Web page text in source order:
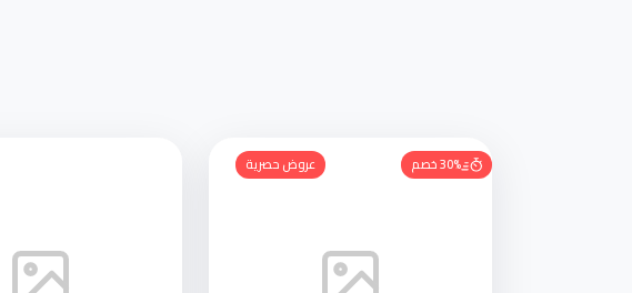
30% خصم عروض حصرية